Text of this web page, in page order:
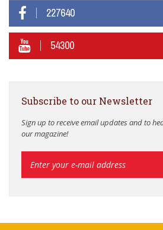
227640
54300
Subscribe to our Newsletter
Sign up to receive email updates and to
our magazine!